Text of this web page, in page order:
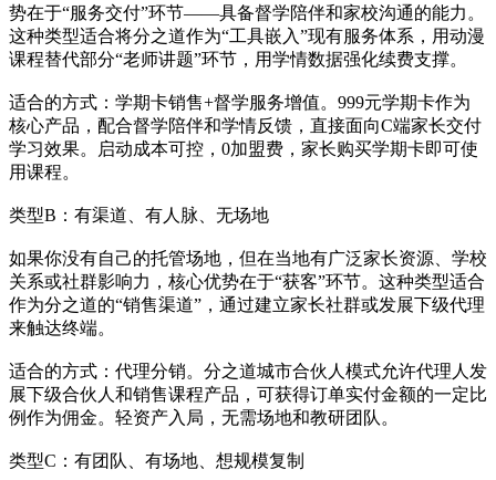
势在于“服务交付”环节——具备督学陪伴和家校沟通的能力。
这种类型适合将分之道作为“工具嵌入”现有服务体系，用动漫
课程替代部分“老师讲题”环节，用学情数据强化续费支撑。
适合的方式：学期卡销售+督学服务增值。999元学期卡作为
核心产品，配合督学陪伴和学情反馈，直接面向C端家长交付
学习效果。启动成本可控，0加盟费，家长购买学期卡即可使
用课程。
类型B：有渠道、有人脉、无场地
如果你没有自己的托管场地，但在当地有广泛家长资源、学校
关系或社群影响力，核心优势在于“获客”环节。这种类型适合
作为分之道的“销售渠道”，通过建立家长社群或发展下级代理
来触达终端。
适合的方式：代理分销。分之道城市合伙人模式允许代理人发
展下级合伙人和销售课程产品，可获得订单实付金额的一定比
例作为佣金。轻资产入局，无需场地和教研团队。
类型C：有团队、有场地、想规模复制